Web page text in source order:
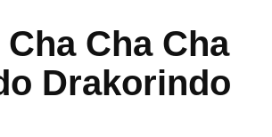
Cha Cha
Drakorindo